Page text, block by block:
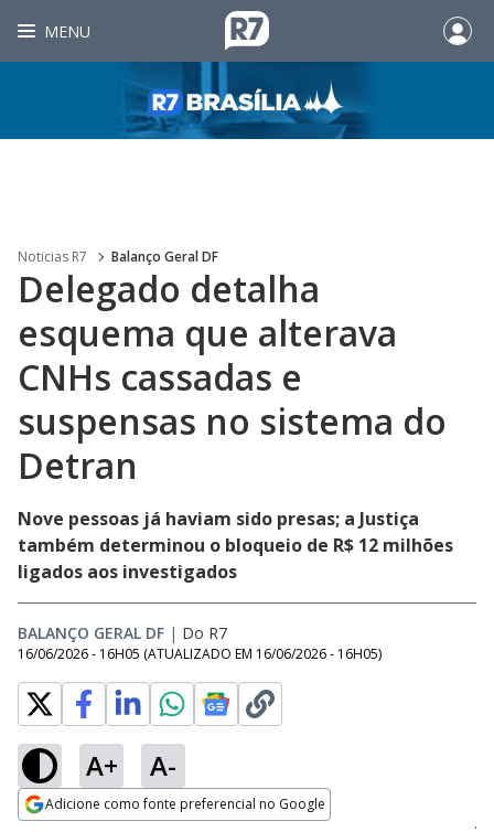
MENU
Noticias R7 Balanço Geral DF
Delegado detalha
esquema que alterava
CNHs cassadas e
suspensas no sistema do
Detran
Nove pessoas já haviam sido presas; a Justiça
também determinou o bloqueio de R$ 12 milhões
ligados aos investigados
BALANÇO GERAL DF | Do R7
16/06/2026 - 16H05 (ATUALIZADO EM 16/06/2026 - 16H05)
A+ A-
Adicione como fonte preferencial no Google
Ativar
Loaded
27.89%